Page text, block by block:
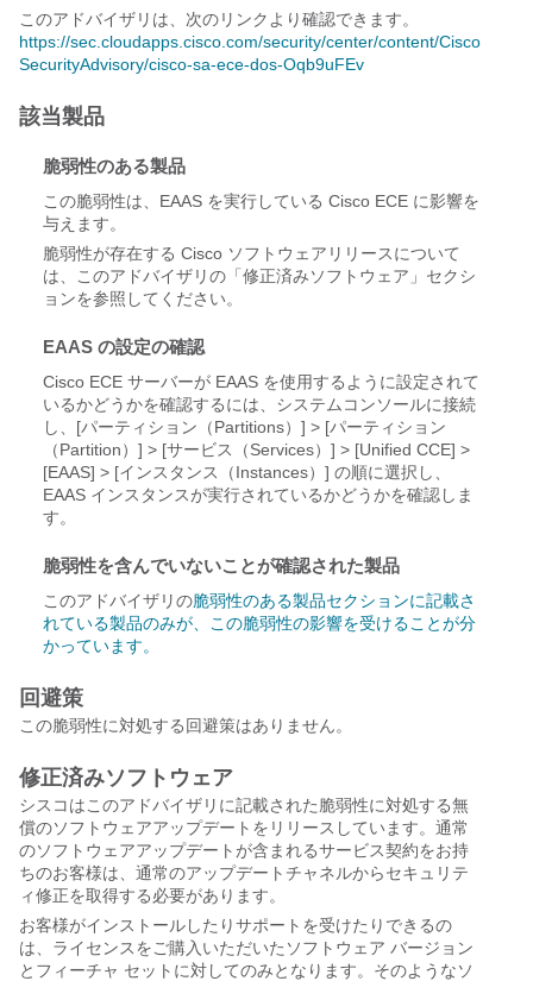
このアドバイザリは、次のリンクより確認できます。
https://sec.cloudapps.cisco.com/security/center/content/Cisco
SecurityAdvisory/cisco-sa-ece-dos-Oqb9uFEv
該当製品
脆弱性のある製品
この脆弱性は、EAAS を実行している Cisco ECE に影響を
与えます。
脆弱性が存在する Cisco ソフトウェアリリースについて
は、このアドバイザリの「修正済みソフトウェア」セクシ
ョンを参照してください。
EAAS の設定の確認
Cisco ECE サーバーが EAAS を使用するように設定されて
いるかどうかを確認するには、システムコンソールに接続
し、[パーティション（Partitions）] > [パーティション
（Partition）] > [サービス（Services）] > [Unified CCE] >
[EAAS] > [インスタンス（Instances）] の順に選択し、
EAAS インスタンスが実行されているかどうかを確認しま
す。
脆弱性を含んでいないことが確認された製品
このアドバイザリの脆弱性のある製品セクションに記載さ
れている製品のみが、この脆弱性の影響を受けることが分
かっています。
回避策
この脆弱性に対処する回避策はありません。
修正済みソフトウェア
シスコはこのアドバイザリに記載された脆弱性に対処する無
償のソフトウェアアップデートをリリースしています。通常
のソフトウェアアップデートが含まれるサービス契約をお持
ちのお客様は、通常のアップデートチャネルからセキュリテ
ィ修正を取得する必要があります。
お客様がインストールしたりサポートを受けたりできるの
は、ライセンスをご購入いただいたソフトウェア バージョン
とフィーチャ セットに対してのみとなります。そのようなソ